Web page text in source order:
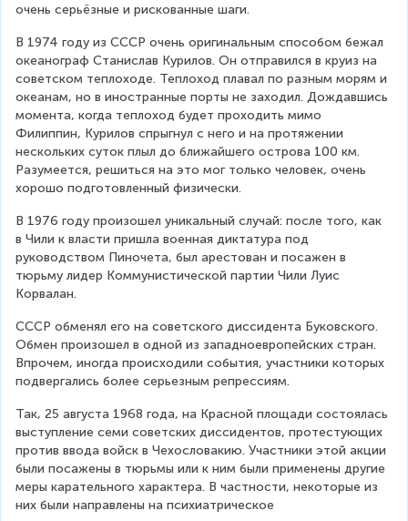
очень серьёзные и рискованные шаги.
В 1974 году из СССР очень оригинальным способом бежал
океанограф Станислав Курилов. Он отправился в круиз на
советском теплоходе. Теплоход плавал по разным морям и
океанам, но в иностранные порты не заходил. Дождавшись
момента, когда теплоход будет проходить мимо
Филиппин, Курилов спрыгнул с него и на протяжении
нескольких суток плыл до ближайшего острова 100 км.
Разумеется, решиться на это мог только человек, очень
хорошо подготовленный физически.
В 1976 году произошел уникальный случай: после того, как
в Чили к власти пришла военная диктатура под
руководством Пиночета, был арестован и посажен в
тюрьму лидер Коммунистической партии Чили Луис
Корвалан.
СССР обменял его на советского диссидента Буковского.
Обмен произошел в одной из западноевропейских стран.
Впрочем, иногда происходили события, участники которых
подвергались более серьезным репрессиям.
Так, 25 августа 1968 года, на Красной площади состоялась
выступление семи советских диссидентов, протестующих
против ввода войск в Чехословакию. Участники этой акции
были посажены в тюрьмы или к ним были применены другие
меры карательного характера. В частности, некоторые из
них были направлены на психиатрическое